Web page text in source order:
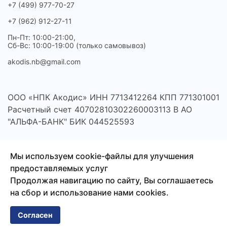
+7 (499) 977-70-27
+7 (962) 912-27-11
Пн-Пт: 10:00-21:00,
Сб-Вс: 10:00-19:00 (только самовывоз)
akodis.nb@gmail.com
ООО «НПК Акодис» ИНН 7713412264 КПП 771301001
Расчетный счет 40702810302260003113 В АО
"АЛЬФА-БАНК" БИК 044525593
© 2026 Акодис - продажа компонентов для телефонов,
Мы используем cookie-файлы для улучшения
предоставляемых услуг
Продолжая навигацию по сайту, Вы соглашаетесь
на сбор и использование нами cookies.
Согласен